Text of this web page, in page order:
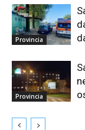
Provincia
Provincia